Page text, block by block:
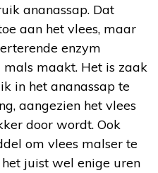
ananassap. Dat
aan het vlees, maar
enzym
maakt. Het is zaak
in het ananassap te
aangezien het vlees
door wordt. Ook
om vlees malser te
juist wel enige uren